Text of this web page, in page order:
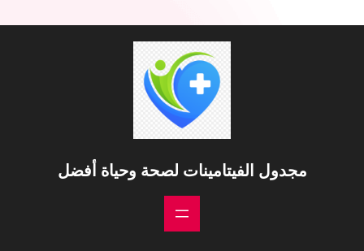
مجدول الفيتامينات لصحة وحياة أفضل